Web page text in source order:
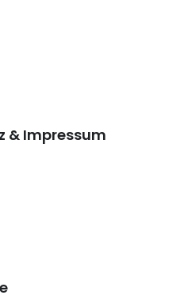
& Impressum